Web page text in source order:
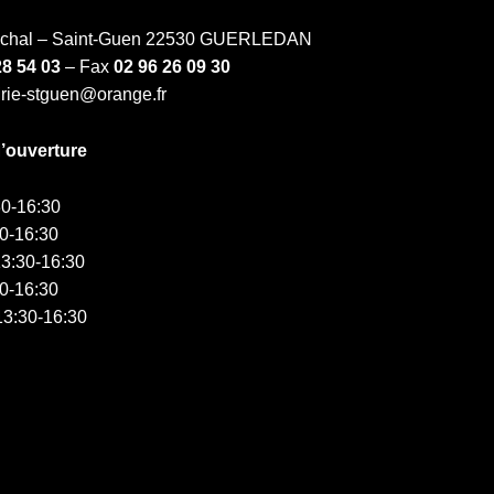
– Saint-Guen 22530 GUERLEDAN
54 03 – Fax02 96 26 09 30
stguen@orange.fr
16:30
16:30
16:30
16:30
16:30